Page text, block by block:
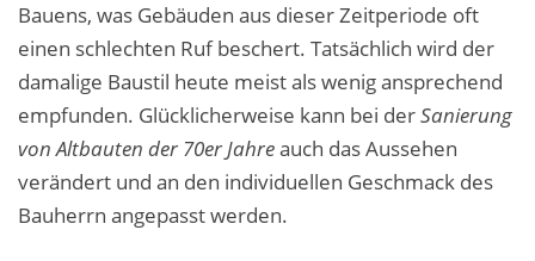
Bauens, was Gebäuden aus dieser Zeitperiode oft
einen schlechten Ruf beschert. Tatsächlich wird der
damalige Baustil heute meist als wenig ansprechend
empfunden. Glücklicherweise kann bei derSanierung
von Altbauten der 70er Jahreauch das Aussehen
verändert und an den individuellen Geschmack des
Bauherrn angepasst werden.